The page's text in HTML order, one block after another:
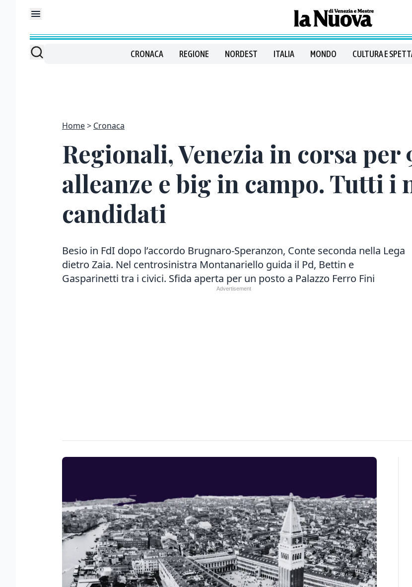
CRONACA REGIONE NORDEST ITALIA MONDO CULTURA E
Home Cronaca
Regionali, Venezia in corsa per
alleanze e big in campo. Tutti i
candidati
Besio in FdI dopo l’accordo Brugnaro-Speranzon, Conte seconda nella Lega
dietro Zaia. Nel centrosinistra Montanariello guida il Pd, Bettin e
Gasparinetti tra i civici. Sfida aperta per un posto a Palazzo Ferro Fini